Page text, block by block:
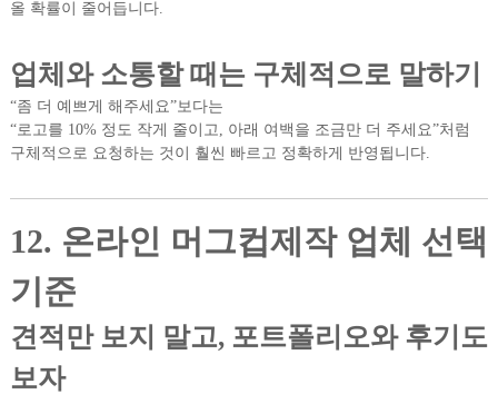
올 확률이 줄어듭니다.
업체와 소통할 때는 구체적으로 말하기
“좀 더 예쁘게 해주세요”보다는
“로고를 10% 정도 작게 줄이고, 아래 여백을 조금만 더 주세요”처럼
구체적으로 요청하는 것이 훨씬 빠르고 정확하게 반영됩니다.
12. 온라인 머그컵제작 업체 선택
기준
견적만 보지 말고, 포트폴리오와 후기도
보자